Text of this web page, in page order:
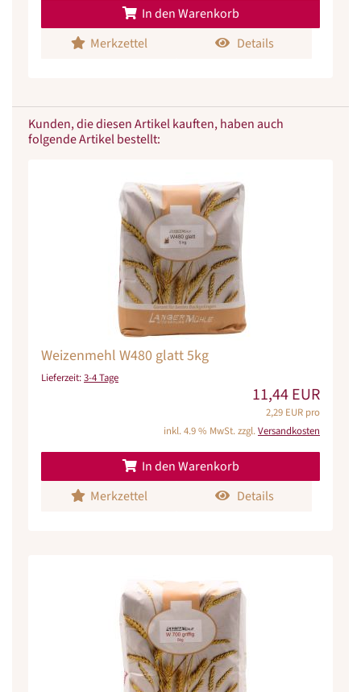
In den Warenkorb
Merkzettel
Details
Kunden, die diesen Artikel kauften, haben auch
folgende Artikel bestellt:
Weizenmehl W480 glatt 5kg
Lieferzeit:3-4 Tage
11,44 EUR
2,29 EUR pro
inkl. 4.9 % MwSt. zzgl.Versandkosten
In den Warenkorb
Merkzettel
Details